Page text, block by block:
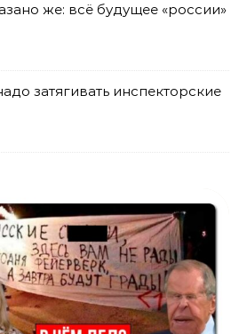
же: всё будущее «россии»
затягивать инспекторские